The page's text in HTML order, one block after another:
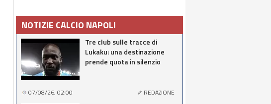
NOTIZIE CALCIO NAPOLI
Tre club sulle tracce di
Lukaku: una destinazione
prende quota in silenzio
07/08/26, 02:00 REDAZIONE